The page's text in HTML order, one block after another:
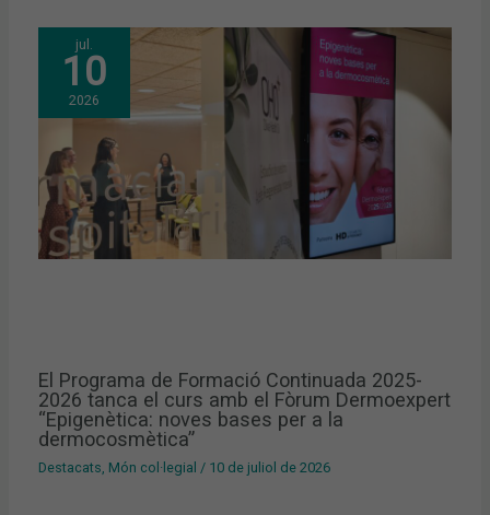
jul.
10
2026
El Programa de Formació Continuada 2025-
2026 tanca el curs amb el Fòrum Dermoexpert
“Epigenètica: noves bases per a la
dermocosmètica”
Destacats Món col·legial / 10 de juliol de 2026